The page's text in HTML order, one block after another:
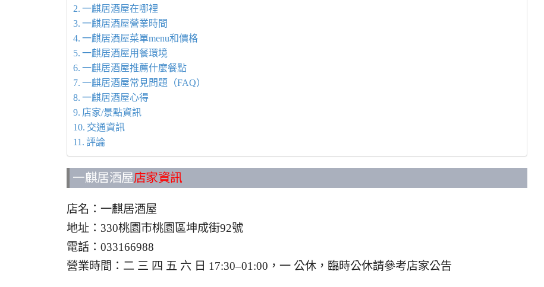
一麒居酒屋在哪裡
一麒居酒屋營業時間
一麒居酒屋菜單menu和價格
一麒居酒屋用餐環境
一麒居酒屋推薦什麼餐點
一麒居酒屋常見問題（FAQ）
一麒居酒屋心得
店家/景點資訊
交通資訊
評論
一麒居酒屋店家資訊
店名：一麒居酒屋
地址：330桃園市桃園區坤成街92號
電話：033166988
營業時間：二 三 四 五 六 日 17:30–01:00，一 公休，臨時公休請參考店家公告